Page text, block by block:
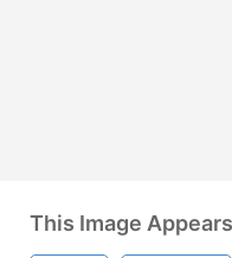
This Image